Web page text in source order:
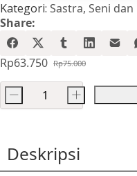
Rp75.000
Harga
aslinya
adalah:
Rp75.000.
Rp63.750
Harga
saat
ini
adalah:
Kuantitas
Profetik
- +
Kategori: Sastra, Seni dan
Share:
Deskripsi